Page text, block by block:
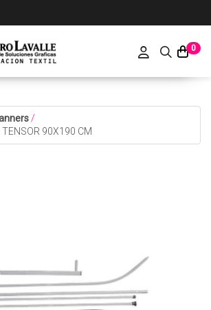
0
/
TENSOR 90X190 CM